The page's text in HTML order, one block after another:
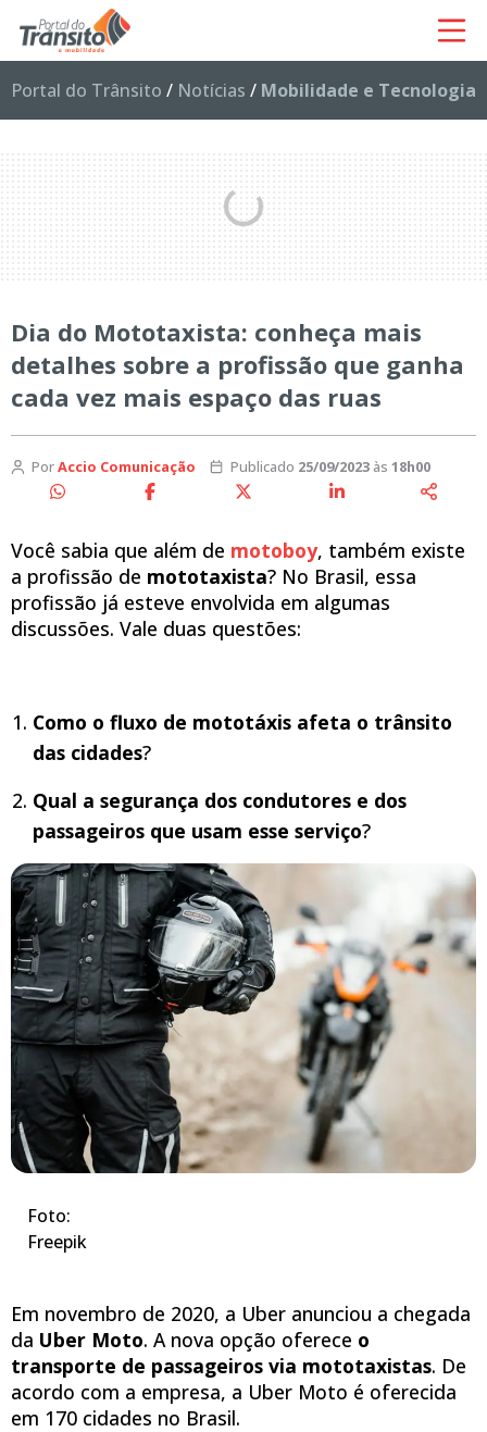
Portal do Trânsito / Notícias / Mobilidade e Tecnologia
Dia do Mototaxista: conheça mais
detalhes sobre a profissão que ganha
cada vez mais espaço das ruas
PorAccio Comunicação Publicado 25/09/2023às 18h00
Você sabia que além de motoboy, também existe
a profissão de mototaxista? No Brasil, essa
profissão já esteve envolvida em algumas
discussões. Vale duas questões:
Como o fluxo de mototáxis afeta o trânsito
das cidades?
Qual a segurança dos condutores e dos
passageiros que usam esse serviço?
Foto:
Freepik
Em novembro de 2020, a Uber anunciou a chegada
da Uber Moto. A nova opção oferece o
transporte de passageiros via mototaxistas. De
acordo com a empresa, a Uber Moto é oferecida
em 170 cidades no Brasil.